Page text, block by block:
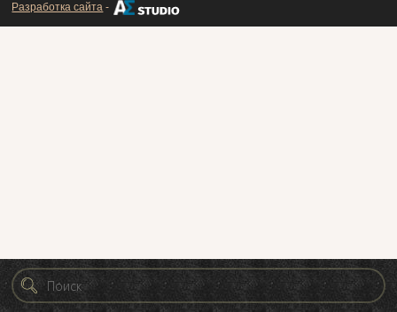
Разработка сайта -